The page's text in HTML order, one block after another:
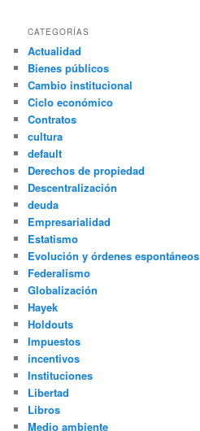
CATEGORÍAS
Actualidad
Bienes públicos
Cambio institucional
Ciclo económico
Contratos
cultura
default
Derechos de propiedad
Descentralización
deuda
Empresarialidad
Estatismo
Evolución y órdenes espontáneos
Federalismo
Globalización
Hayek
Holdouts
Impuestos
incentivos
Instituciones
Libertad
Libros
Medio ambiente